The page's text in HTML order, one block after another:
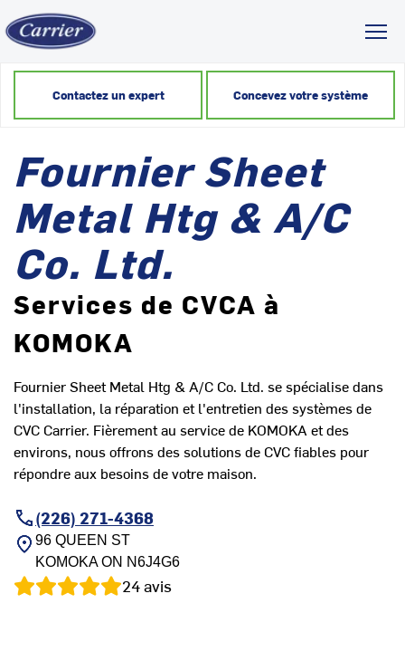
Contactez un expert Concevez votre système
Fournier Sheet
Metal Htg & A/C
Co. Ltd.
Services de CVCA à
KOMOKA
Fournier Sheet Metal Htg & A/C Co. Ltd. se spécialise dans
l'installation, la réparation et l'entretien des systèmes de
CVC Carrier. Fièrement au service de KOMOKA et des
environs, nous offrons des solutions de CVC fiables pour
répondre aux besoins de votre maison.
(226) 271-4368
96 QUEEN ST
KOMOKA ON N6J4G6
24avis